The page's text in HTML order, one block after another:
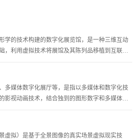
学的技术构建的数字化展览馆，是一种三维互动
，利用虚拟技术将展馆及其陈列品移植到互联网
的观众群体能够在网络平台上真实感受展馆及展
临其境，畅游无限”的精彩世界。虚
多媒体数字化展厅等，是指以多媒体和数字化技
影视动画技术，结合独到的图形数字和多媒体技
一体的综合展示平台，包括数字沙盘、环幕/弧幕/
动吧台、互动镜面及触摸屏等等。同时
虚拟）是基于全景图像的真实场景虚拟现实技